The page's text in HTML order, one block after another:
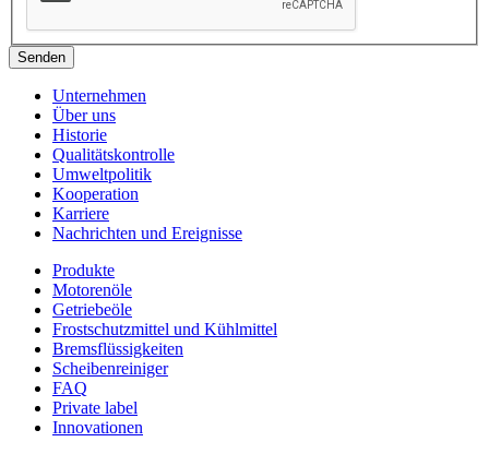
Senden
Unternehmen
Über uns
Historie
Qualitätskontrolle
Umweltpolitik
Kooperation
Karriere
Nachrichten und Ereignisse
Produkte
Motorenöle
Getriebeöle
Frostschutzmittel und Kühlmittel
Bremsflüssigkeiten
Scheibenreiniger
FAQ
Private label
Innovationen